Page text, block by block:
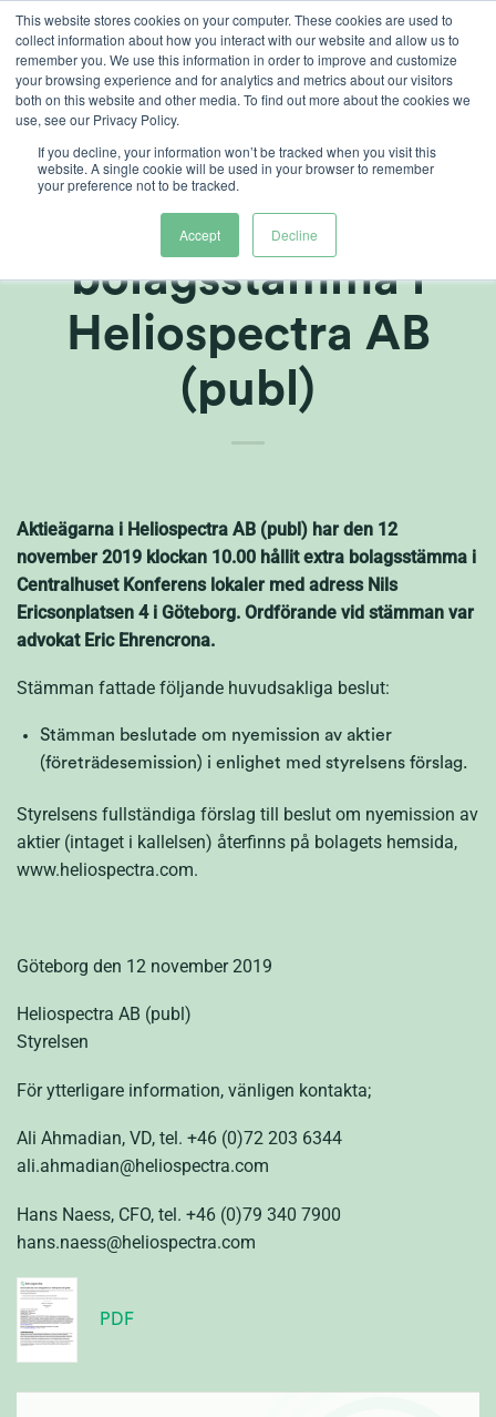
This website stores cookies on your computer. These cookies are used to
collect information about how you interact with our website and allow us to
remember you. We use this information in order to improve and customize
your browsing experience and for analytics and metrics about our visitors
both on this website and other media. To find out more about the cookies we
use, see our Privacy Policy.
If you decline, your information won’t be tracked when you visit this
website. A single cookie will be used in your browser to remember
your preference not to be tracked.
Accept Decline
Skip
content
Kommuniké från
extra
bolagsstämma i
Heliospectra AB
(publ)
Aktieägarna i Heliospectra AB (publ) har den 12
november 2019 klockan 10.00 hållit extra bolagsstämma i
Centralhuset Konferens lokaler med adress Nils
Ericsonplatsen 4 i Göteborg. Ordförande vid stämman var
advokat Eric Ehrencrona.
Stämman fattade följande huvudsakliga beslut:
Stämman beslutade om nyemission av aktier
(företrädesemission) i enlighet med styrelsens förslag.
Styrelsens fullständiga förslag till beslut om nyemission av
aktier (intaget i kallelsen) återfinns på bolagets hemsida,
www.heliospectra.com.
Göteborg den 12 november 2019
Heliospectra AB (publ)
Styrelsen
För ytterligare information, vänligen kontakta;
Ali Ahmadian, VD, tel. +46 (0)72 203 6344
ali.ahmadian@heliospectra.com
Hans Naess, CFO, tel. +46 (0)79 340 7900
hans.naess@heliospectra.com
PDF